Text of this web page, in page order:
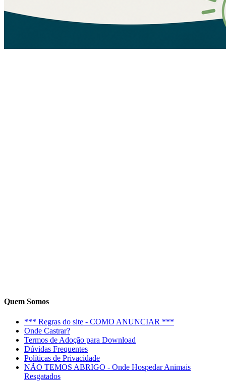
Quem Somos
*** Regras do site - COMO ANUNCIAR ***
Onde Castrar?
Termos de Adoção para Download
Dúvidas Frequentes
Políticas de Privacidade
NÃO TEMOS ABRIGO - Onde Hospedar Animais
Resgatados